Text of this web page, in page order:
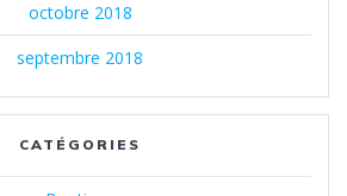
octobre 2018
septembre 2018
CATÉGORIES